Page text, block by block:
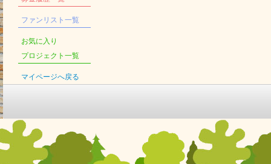
ファンリスト一覧
お気に入り
プロジェクト一覧
マイページへ戻る